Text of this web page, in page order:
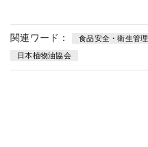
関連ワード： 食品安全・衛生管理
日本植物油協会